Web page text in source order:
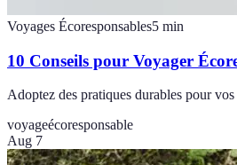
Voyages Écoresponsables5 min
10 Conseils pour Voyager
Adoptez des pratiques durables pour
voyageécoresponsable
Aug 7